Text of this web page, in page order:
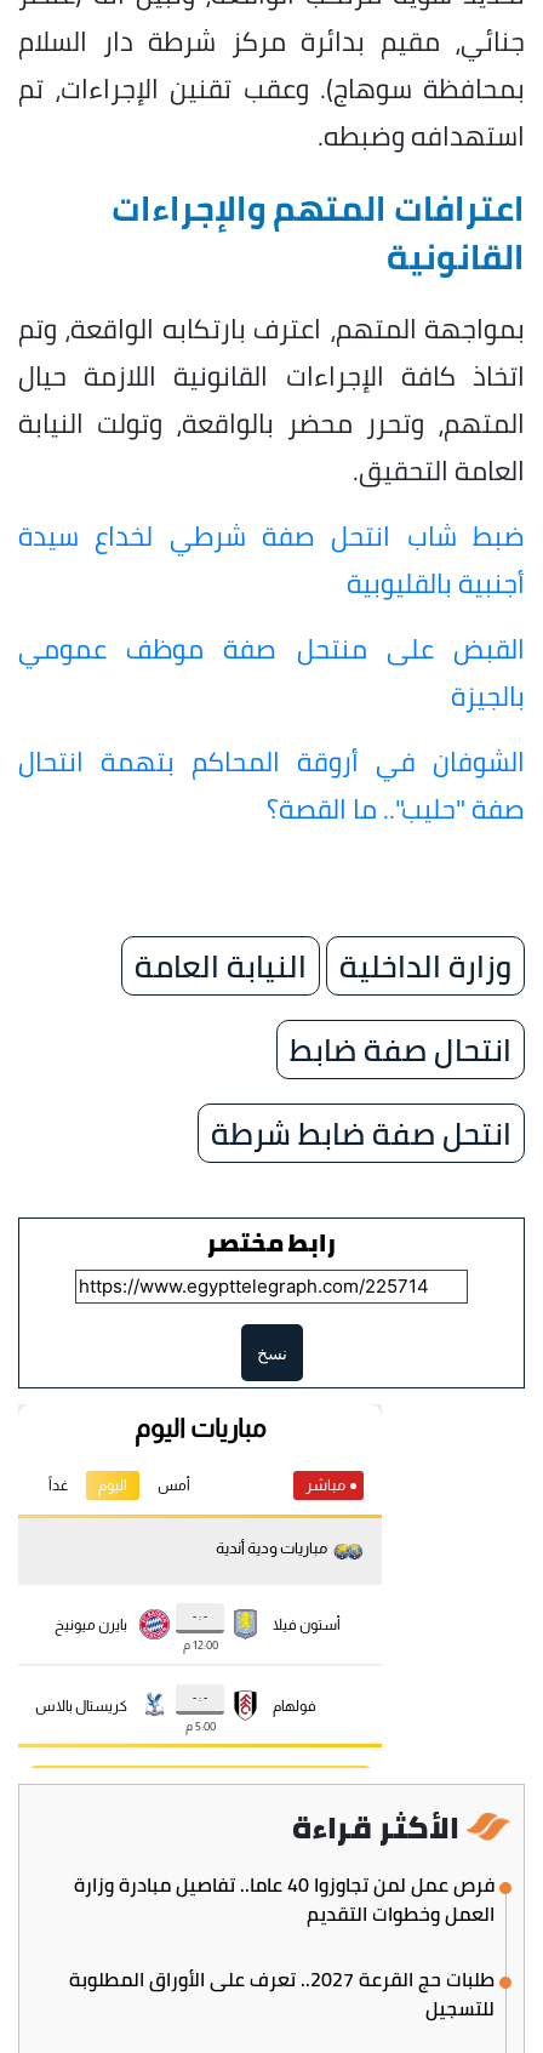
جنائي، مقيم بدائرة مركز شرطة دار السلام
بمحافظة سوهاج). وعقب تقنين الإجراءات، تم
استهدافه وضبطه.
اعترافات المتهم والإجراءات
القانونية
بمواجهة المتهم، اعترف بارتكابه الواقعة، وتم
اتخاذ كافة الإجراءات القانونية اللازمة حيال
المتهم، وتحرر محضر بالواقعة، وتولت النيابة
العامة التحقيق.
ضبط شاب انتحل صفة شرطي لخداع سيدة
أجنبية بالقليوبية
القبض على منتحل صفة موظف عمومي
بالجيزة
الشوفان في أروقة المحاكم بتهمة انتحال
صفة "حليب".. ما القصة؟
وزارة الداخلية
النيابة العامة
انتحال صفة ضابط
انتحل صفة ضابط شرطة
رابط مختصر
نسخ
الأكثر قراءة
فرص عمل لمن تجاوزوا 40 عاما.. تفاصيل مبادرة وزارة
العمل وخطوات التقديم
طلبات حج القرعة 2027.. تعرف على الأوراق المطلوبة
للتسجيل